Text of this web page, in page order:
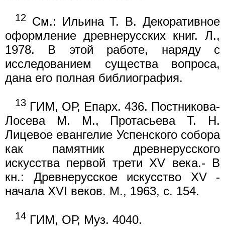
12
См.: Ильина Т. В. Декоративное
оформление древнерусских книг. Л.,
1978. В этой работе, наряду с
исследованием существа вопроса,
дана его полная библиография.
13 ГИМ, ОР, Епарх. 436. Постникова-
Лосева М. М., Протасьева Т. Н.
Лицевое евангелие Успенского собора
как памятник древнерусского
искусства первой трети XV века.- В
кн.: Древнерусское искусство XV -
начала XVI веков. М., 1963, с. 154.
14 ГИМ, ОР, Муз. 4040.